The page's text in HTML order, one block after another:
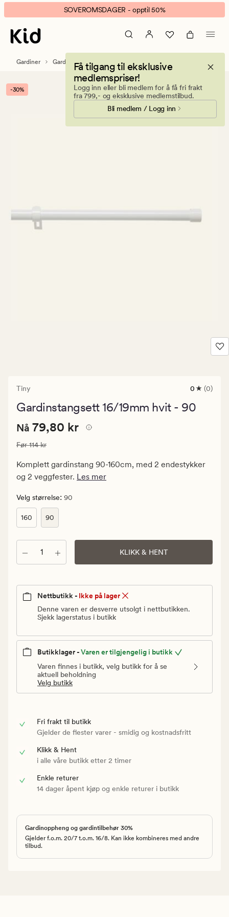
Tiny
gardinstangsett
16/19mm
hvit
banner.
Klikk
ESCAPE
pause.
SOVEROMSDAGER - opptil 50%
Få tilgang til eksklusive
medlemspriser!
Logg inn eller bli medlem for å få fri frakt
fra 799,- og eksklusive medlemstilbud.
Bli medlem / Logg inn
Gardiner Gardintilbehør Gardinstenger & tilbehør
-30%
Tiny
0
med
0 (0)
Gardinstangsett 16/19mm hvit - 90
Nåværende
79,80
kr.
Vanlig
114
kr
Nåværende pris
Nå 79,80 kr
Vanlig pris
Før114 kr
Komplett gardinstang 90-160cm, med 2 endestykker
og 2 veggfester. Les mer
Velg størrelse: 90
160 90
Antall KLIKK & HENT
Nettbutikk - Ikke på lager
Denne varen er desverre utsolgt i nettbutikken.
Sjekk lagerstatus i butikk
Butikklager -Varen er tilgjengelig i butikk
Varen finnes i butikk, velg butikk for å se
aktuell beholdning
Velg butikk
Fri frakt til butikk
Gjelder de flester varer - smidig og kostnadsfritt
Klikk & Hent
i alle våre butikk etter 2 timer
Enkle returer
14 dager åpent kjøp og enkle returer i butikk
Gardinoppheng og gardintilbehør 30%
Gjelder f.o.m. 20/7 t.o.m. 16/8. Kan ikke kombineres med andre
tilbud.